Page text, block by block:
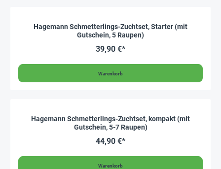
Hagemann Schmetterlings-Zuchtset, Starter (mit
Gutschein, 5 Raupen)
39,90 €*
Warenkorb
Hagemann Schmetterlings-Zuchtset, kompakt (mit
Gutschein, 5-7 Raupen)
44,90 €*
Warenkorb